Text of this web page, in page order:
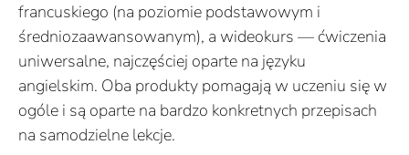
francuskiego (na poziomie podstawowym i
średniozaawansowanym), a wideokurs — ćwiczenia
uniwersalne, najczęściej oparte na języku
angielskim. Oba produkty pomagają w uczeniu się w
ogóle i są oparte na bardzo konkretnych przepisach
na samodzielne lekcje.